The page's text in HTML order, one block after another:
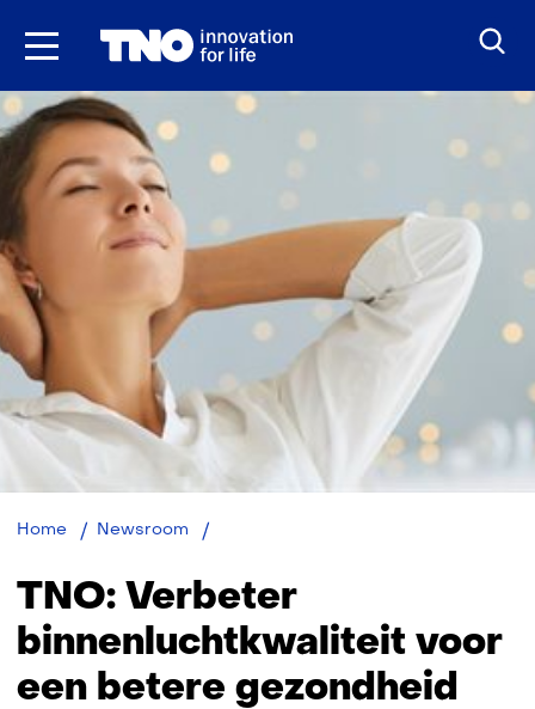
Ga
Home Newsroom
binnenluchtkwaliteit
voor
een
betere
gezondheid
TNO: Verbeter
binnenluchtkwaliteit voor
een betere gezondheid